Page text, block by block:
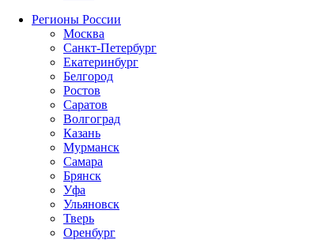
Регионы России
Москва
Санкт-Петербург
Екатеринбург
Белгород
Ростов
Саратов
Волгоград
Казань
Мурманск
Самара
Брянск
Уфа
Ульяновск
Тверь
Оренбург